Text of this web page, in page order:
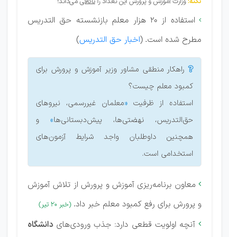

استفاده از 20 هزار معلم بازنشسته حق التدریس
مطرح شده است. (اخبار حق التدریس)
 راهکار منطقی مشاور وزیر آموزش و پرورش برای
کمبود معلم چیست؟
استفاده از ظرفیت «معلمان غیررسمی، نیروهای
حق‌التدریس، نهضتی‌ها، پیش‌دبستانی‌ها» و
همچنین داوطلبان واجد شرایط آزمون‌های
استخدامی است.
 معاون برنامه‌ریزی آموزش و پرورش از تلاش آموزش
و پرورش برای رفع کمبود معلم خبر داد. (خبر 20 تیر)
 آنچه اولویت قطعی دارد: جذب ورودی‌های دانشگاه